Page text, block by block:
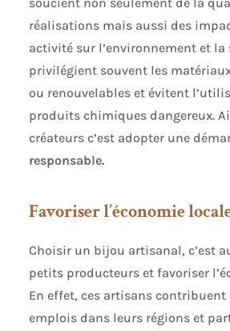
réalisations mais aussi des
activité sur l’environnement et la
privilégient souvent les
ou renouvelables et évitent
produits chimiques dangereux.
créateurs c’est adopter une
responsable.
Favoriser l’économie
Choisir un bijou artisanal, c’est
petits producteurs et favoriser
En effet, ces artisans
emplois dans leurs régions et